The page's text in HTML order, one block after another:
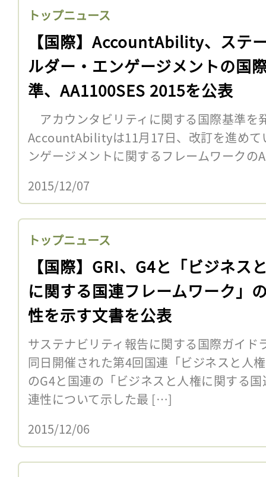
トップニュース
【国際】AccountAbility、ステ
ルダー・エンゲージメントの国
準、AA1100SES 2015を公表
アカウンタビリティに関する国際基準を
AccountAbilityは11月17日、改訂を進めて
ンゲージメントに関するフレームワーク
2015/12/07
トップニュース
【国際】GRI、G4と「ビジネス
に関する国連フレームワーク」
性を示す文書を公表
サステナビリティ報告に関する国際ガイド
同日開催された第4回国連「ビジネスと人
のG4と国連の「ビジネスと人権に関する
連性について示した最 […]
2015/12/06